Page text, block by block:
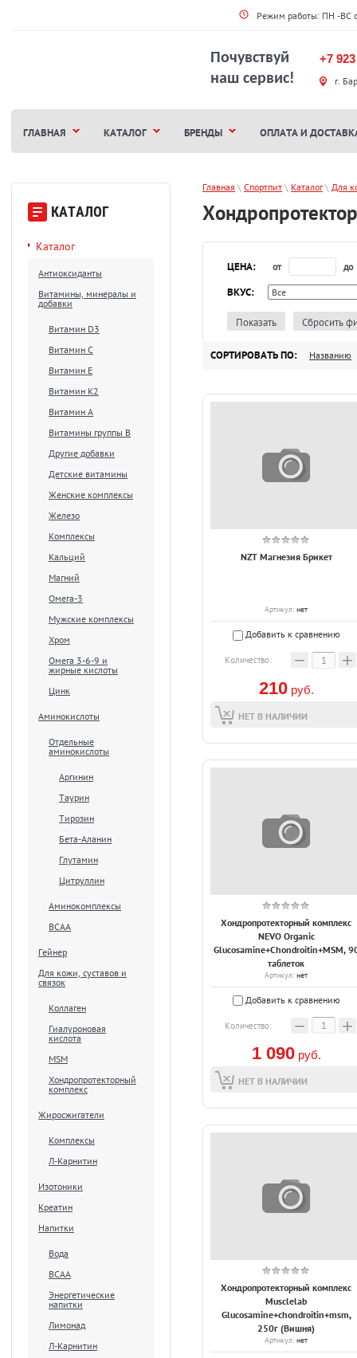
Режим работы: ПН -ВС
Почувствуй
наш сервис!
+7
г.
ГЛАВНАЯ КАТАЛОГ БРЕНДЫ ОПЛАТА И
КАТАЛОГ
Каталог
Антиоксиданты
Витамины, минералы и
добавки
Витамин D3
Витамин С
Витамин Е
Витамин К2
Витамин А
Витамины группы В
Другие добавки
Детские витамины
Женские комплексы
Железо
Комплексы
Кальций
Магний
Омега-3
Мужские комплексы
Хром
Омега 3-6-9 и
жирные кислоты
Цинк
Аминокислоты
Отдельные
аминокислоты
Аргинин
Таурин
Тирозин
Бета-Аланин
Глутамин
Цитруллин
Аминокомплексы
ВСАА
Гейнер
Для кожи, суставов и
связок
Коллаген
Гиалуроновая
кислота
MSM
Хондропротекторный
комплекс
Жиросжигатели
Комплексы
Л-Карнитин
Изотоники
Креатин
Напитки
Вода
ВСАА
Энергетические
напитки
Лимонад
Л-Карнитин
Главная \ Спортпит \ Каталог \ Для
ЦЕНА: от до
ВКУС:
Показать Сбросить
СОРТИРОВАТЬ ПО: Названию
NZT Магнезия Брикет
Артикул: нет
Добавить к сравнению
Количество: − +
210руб.
НЕТ В НАЛИЧИИ
Хондропротекторный комплекс
NEVO Organic
Glucosamine+Chondroitin+MSM,
таблеток
Артикул: нет
Добавить к сравнению
Количество: − +
1 090руб.
НЕТ В НАЛИЧИИ
Хондропротекторный комплекс
Musclelab
Glucosamine+chondroitin+msm,
250г (Вишня)
Артикул: нет